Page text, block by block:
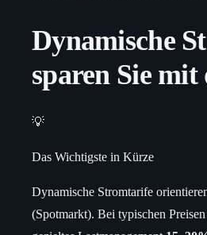
Dynamische
sparen Sie
💡
Das Wichtigste in Kürze
Dynamische Stromtarife
(Spotmarkt). Bei typischen